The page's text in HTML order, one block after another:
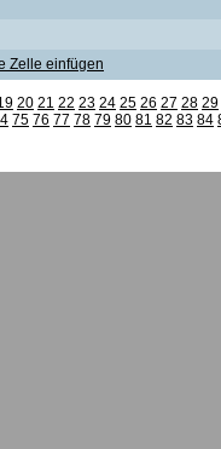
Zelle einfügen
20 21 22 23 24 25 26 27 28 29
75 76 77 78 79 80 81 82 83 84